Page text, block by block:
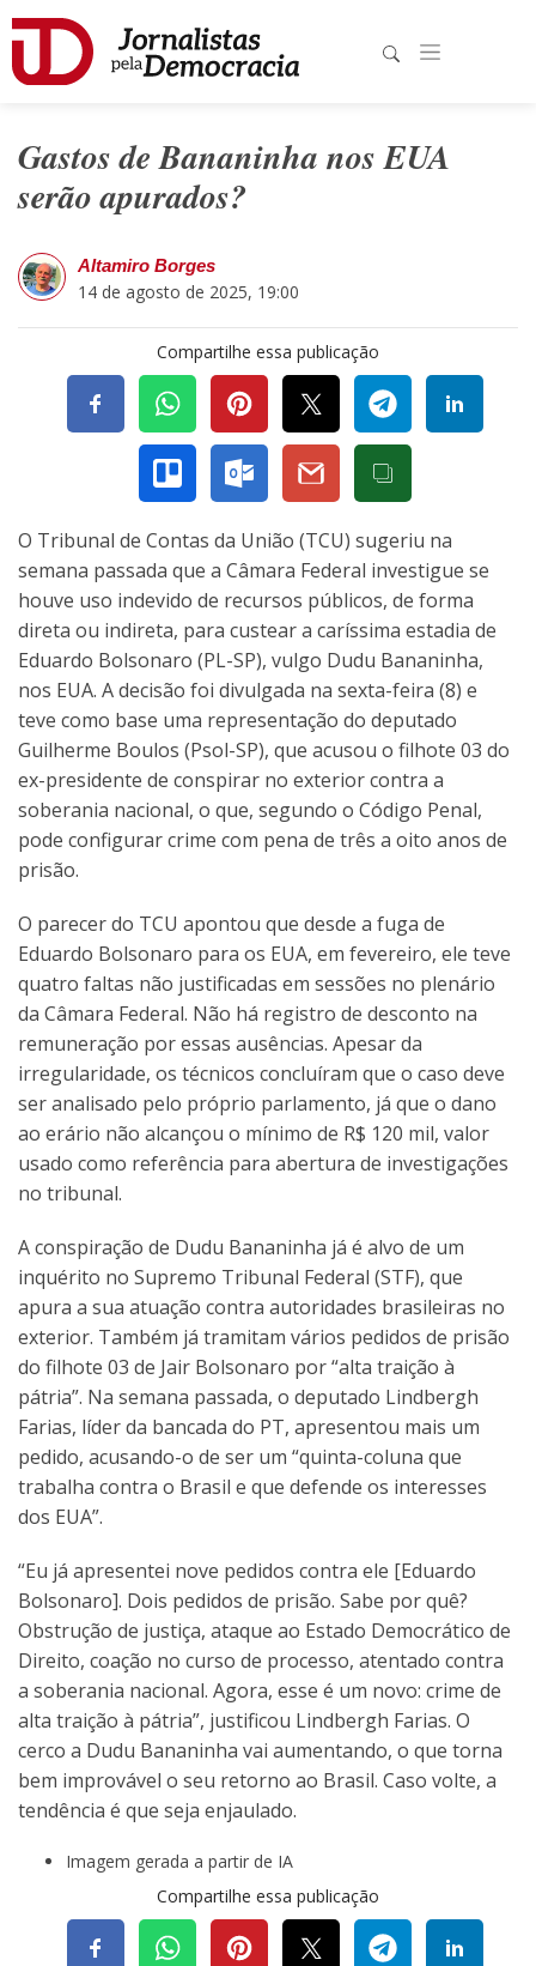
Gastos de Bananinha nos EUA
serão apurados?
Altamiro Borges
14 de agosto de 2025, 19:00
Compartilhe essa publicação
O Tribunal de Contas da União (TCU) sugeriu na
semana passada que a Câmara Federal investigue se
houve uso indevido de recursos públicos, de forma
direta ou indireta, para custear a caríssima estadia de
Eduardo Bolsonaro (PL-SP), vulgo Dudu Bananinha,
nos EUA. A decisão foi divulgada na sexta-feira (8) e
teve como base uma representação do deputado
Guilherme Boulos (Psol-SP), que acusou o filhote 03 do
ex-presidente de conspirar no exterior contra a
soberania nacional, o que, segundo o Código Penal,
pode configurar crime com pena de três a oito anos de
prisão.
O parecer do TCU apontou que desde a fuga de
Eduardo Bolsonaro para os EUA, em fevereiro, ele teve
quatro faltas não justificadas em sessões no plenário
da Câmara Federal. Não há registro de desconto na
remuneração por essas ausências. Apesar da
irregularidade, os técnicos concluíram que o caso deve
ser analisado pelo próprio parlamento, já que o dano
ao erário não alcançou o mínimo de R$ 120 mil, valor
usado como referência para abertura de investigações
no tribunal.
A conspiração de Dudu Bananinha já é alvo de um
inquérito no Supremo Tribunal Federal (STF), que
apura a sua atuação contra autoridades brasileiras no
exterior. Também já tramitam vários pedidos de prisão
do filhote 03 de Jair Bolsonaro por “alta traição à
pátria”. Na semana passada, o deputado Lindbergh
Farias, líder da bancada do PT, apresentou mais um
pedido, acusando-o de ser um “quinta-coluna que
trabalha contra o Brasil e que defende os interesses
dos EUA”.
“Eu já apresentei nove pedidos contra ele [Eduardo
Bolsonaro]. Dois pedidos de prisão. Sabe por quê?
Obstrução de justiça, ataque ao Estado Democrático de
Direito, coação no curso de processo, atentado contra
a soberania nacional. Agora, esse é um novo: crime de
alta traição à pátria”, justificou Lindbergh Farias. O
cerco a Dudu Bananinha vai aumentando, o que torna
bem improvável o seu retorno ao Brasil. Caso volte, a
tendência é que seja enjaulado.
Imagem gerada a partir de IA
Compartilhe essa publicação